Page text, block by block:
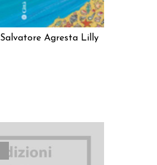
Salvatore Agresta Lilly